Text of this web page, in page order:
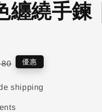
纏繞手鍊｜
優惠
shipping